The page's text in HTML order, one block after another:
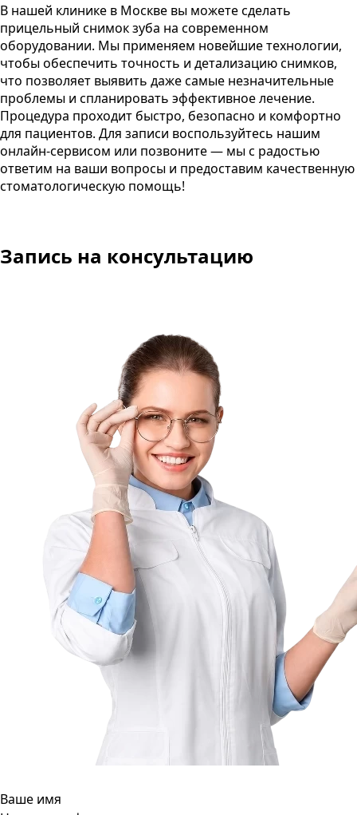
В нашей клинике в Москве вы можете сделать
прицельный снимок зуба на современном
оборудовании. Мы применяем новейшие технологии,
чтобы обеспечить точность и детализацию снимков,
что позволяет выявить даже самые незначительные
проблемы и спланировать эффективное лечение.
Процедура проходит быстро, безопасно и комфортно
для пациентов. Для записи воспользуйтесь нашим
онлайн-сервисом или позвоните — мы с радостью
ответим на ваши вопросы и предоставим качественную
стоматологическую помощь!
Запись на консультацию
Ваше имя